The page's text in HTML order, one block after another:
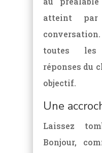
atteint
conversation.
toutes les
réponses du
objectif.
Une
Laissez
Bonjour,